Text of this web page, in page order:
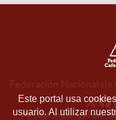
Este portal usa
usuario. Al utilizar
Federación Nacional de
Al continuar